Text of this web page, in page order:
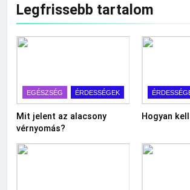
Legfrissebb tartalom
EGÉSZSÉG ÉRDESSÉGEK
Mit jelent az alacsony
vérnyomás?
Hogyan